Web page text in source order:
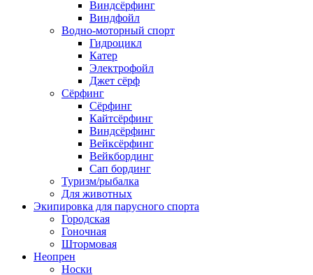
Виндсёрфинг
Виндфойл
Водно-моторный спорт
Гидроцикл
Катер
Электрофойл
Джет сёрф
Сёрфинг
Сёрфинг
Кайтсёрфинг
Виндсёрфинг
Вейксёрфинг
Вейкбординг
Сап бординг
Туризм/рыбалка
Для животных
Экипировка для парусного спорта
Городская
Гоночная
Штормовая
Неопрен
Носки